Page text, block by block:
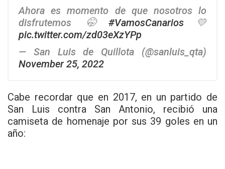
Ahora es momento de que nosotros lo
disfrutemos 🤭#VamosCanarios 💛
pic.twitter.com/zd03eXzYPp
— San Luis de Quillota (@sanluis_qta)
November 25, 2022
Cabe recordar que en 2017, en un partido de
San Luis contra San Antonio, recibió una
camiseta de homenaje por sus 39 goles en un
año: